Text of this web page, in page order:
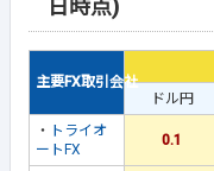
日時点)
主要FX取引会社
ドル円
・ トライオ
ートFX
0.1